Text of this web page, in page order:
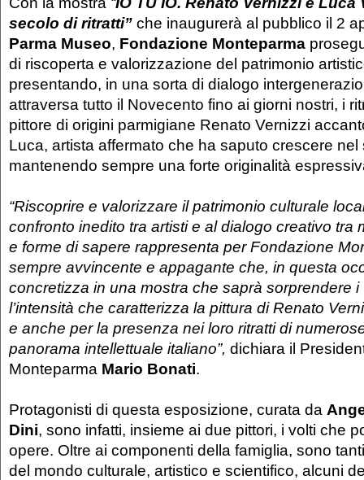
secolo di ritratti” che inaugurerà al pubblico il 2
Parma Museo, Fondazione Monteparma
di riscoperta e valorizzazione del patrimonio
presentando, in una sorta di dialogo
attraversa tutto il Novecento fino ai giorni nostri, i
pittore di origini parmigiane Renato Vernizzi
Luca, artista affermato che ha saputo crescere nel
mantenendo sempre una forte originalità
“Riscoprire e valorizzare il patrimonio culturale
confronto inedito tra artisti e al dialogo creativo tra
e forme di sapere rappresenta per Fondazione
sempre avvincente e appagante che, in questa
concretizza in una mostra che saprà sorprendere i
l’intensità che caratterizza la pittura di Renato
e anche per la presenza nei loro ritratti di
panorama intellettuale italiano”, dichiara il
Monteparma Mario Bonati.
Protagonisti di questa esposizione, curata da
Dini, sono infatti, insieme ai due pittori, i volti che
opere. Oltre ai componenti della famiglia, sono
del mondo culturale, artistico e scientifico, alcuni